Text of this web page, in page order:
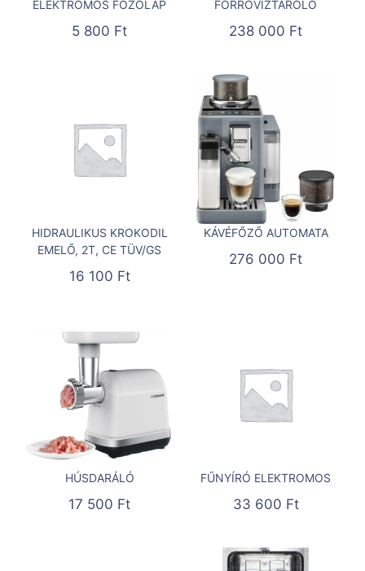
ELEKTROMOS FŐZŐLAP
5 800 Ft
FORRÓVÍZTÁROLÓ
238 000 Ft
HIDRAULIKUS KROKODIL
EMELŐ, 2T, CE TÜV/GS
16 100 Ft
KÁVÉFŐZŐ AUTOMATA
276 000 Ft
HÚSDARÁLÓ
17 500 Ft
FŰNYÍRÓ ELEKTROMOS
33 600 Ft